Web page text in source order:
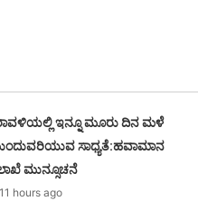
ಇನ್ನೂ ಮೂರು ದಿನ ಮಳೆ
ಸಾಧ್ಯತೆ:ಹವಾಮಾನ
ಮುನ್ಸೂಚನೆ
11 hours ago